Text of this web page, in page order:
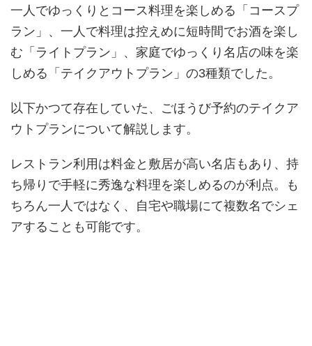
一人でゆっくりとコース料理を楽しめる「コースプ
ラン」、一人で料理は控えめに短時間でお酒を楽し
む「ライトプラン」、家庭でゆっくり名店の味を楽
しめる「テイクアウトプラン」の3種類でした。
以下かつて存在していた、ごほうび予約のテイクア
ウトプランについて解説します。
レストラン利用は料金と敷居が高い名店もあり、持
ち帰りで手軽に秀逸な料理を楽しめるのが利点。も
ちろん一人ではなく、自宅や職場にて複数名でシェ
アすることも可能です。